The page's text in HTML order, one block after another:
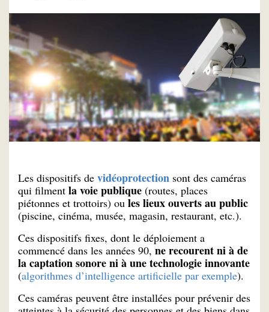
Les dispositifs de vidéoprotection sont des caméras
qui filment la voie publique (routes, places
piétonnes et trottoirs) ou les lieux ouverts au public
(piscine, cinéma, musée, magasin, restaurant, etc.).
Ces dispositifs fixes, dont le déploiement a
commencé dans les années 90, ne recourent ni à de
la captation sonore ni à une technologie innovante
(algorithmes d’intelligence artificielle par exemple).
Ces caméras peuvent être installées pour prévenir des